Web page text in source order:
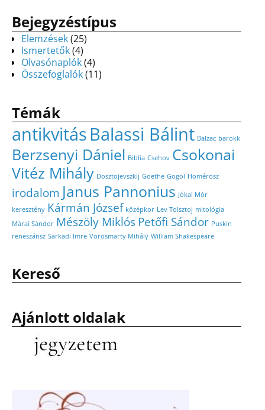
Bejegyzéstípus
Elemzések(25)
Ismertetők(4)
Olvasónaplók(4)
Összefoglalók(11)
Témák
antikvitásBalassi Bálint Balzac barokk
Berzsenyi Dániel Biblia Csehov Csokonai
Vitéz Mihály Dosztojevszkij Goethe Gogol Homérosz
irodalom Janus Pannonius Jókai Mór
keresztény Kármán József középkor Lev Tolsztoj mitológia
Márai Sándor Mészöly MiklósPetőfi Sándor Puskin
reneszánsz Sarkadi Imre Vörösmarty Mihály William Shakespeare
Kereső
Ajánlott oldalak